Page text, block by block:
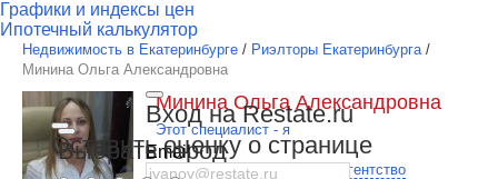
Графики и индексы цен
Ипотечный калькулятор
Выбрать город
Вход на Restate.ru
Email
Недвижимость в Екатеринбурге / Риэлторы Екатеринбурга /
Минина Ольга Александровна
Минина Ольга Александровна
Этот специалист - я
Агент по недвижимости в
"Агентство
Оставить оценку о странице